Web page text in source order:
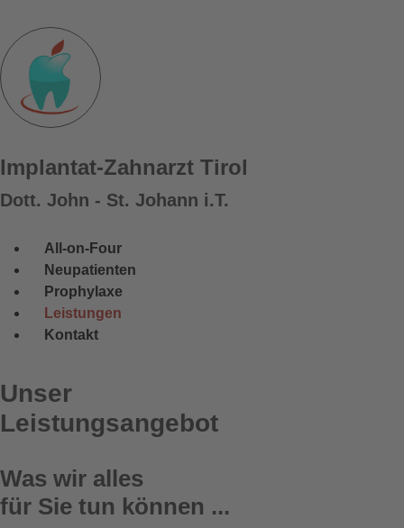
Implantat-Zahnarzt Tirol
Dott. John - St. Johann i.T.
All-on-Four
Neupatienten
Prophylaxe
Leistungen
Kontakt
Unser
Leistungsangebot
Was wir alles
für Sie tun können ...